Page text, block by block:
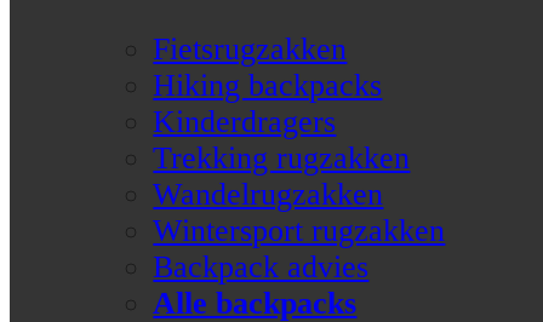
Fietsrugzakken
Hiking backpacks
Kinderdragers
Trekking rugzakken
Wandelrugzakken
Wintersport rugzakken
Backpack advies
Alle backpacks